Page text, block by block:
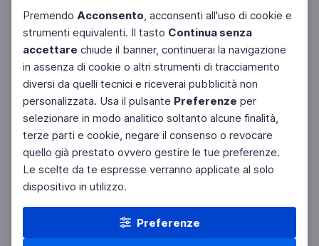
Premendo Acconsento, acconsenti all'uso di cookie e
strumenti equivalenti. Il tasto Continua senza
accettare chiude il banner, continuerai la navigazione
in assenza di cookie o altri strumenti di tracciamento
diversi da quelli tecnici e riceverai pubblicità non
personalizzata. Usa il pulsante Preferenze per
selezionare in modo analitico soltanto alcune finalità,
terze parti e cookie, negare il consenso o revocare
quello già prestato ovvero gestire le tue preferenze.
Le scelte da te espresse verranno applicate al solo
dispositivo in utilizzo.
Preferenze